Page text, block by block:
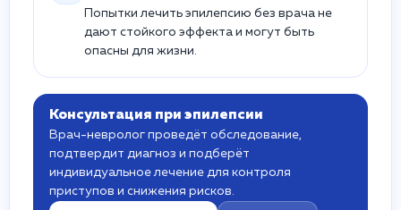
Попытки лечить эпилепсию без врача не
дают стойкого эффекта и могут быть
опасны для жизни.
Консультация при эпилепсии
Врач-невролог проведёт обследование,
подтвердит диагноз и подберёт
индивидуальное лечение для контроля
приступов и снижения рисков.